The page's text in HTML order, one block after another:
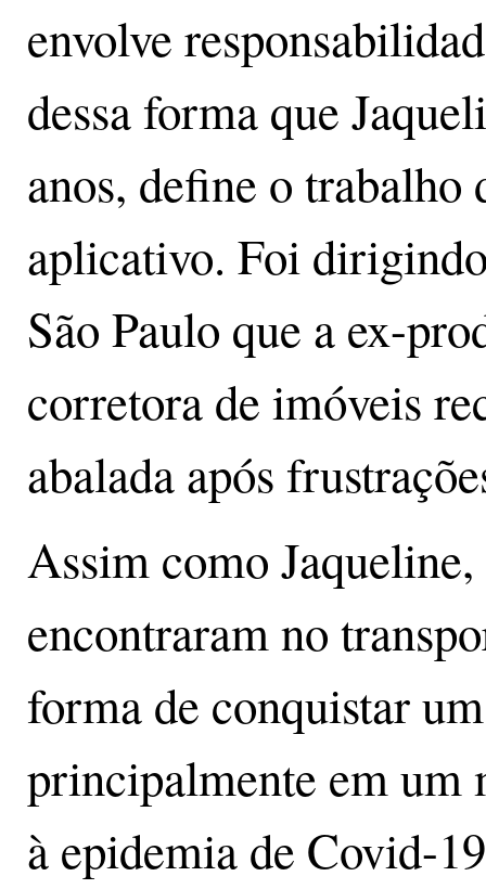
envolve
dessa forma que
anos, define o
aplicativo. Foi
São Paulo que a ex-
corretora de imóveis
abalada após
Assim como
encontraram no
forma de conquistar
principalmente em um
à epidemia de Covid-